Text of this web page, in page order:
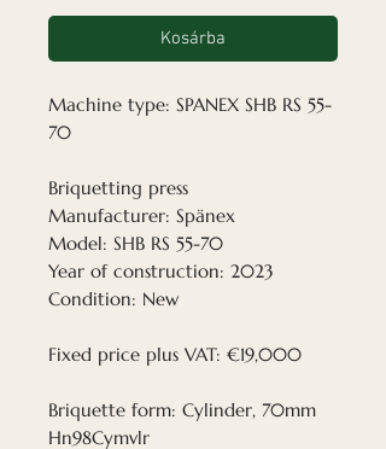
Kosárba
Machine type: SPANEX SHB RS 55-
70
Briquetting press
Manufacturer: Spänex
Model: SHB RS 55-70
Year of construction: 2023
Condition: New
Fixed price plus VAT: €19,000
Briquette form: Cylinder, 70mm
Hn98Cymvlr